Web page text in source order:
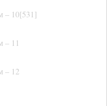
– 10[531]
– 11
– 12